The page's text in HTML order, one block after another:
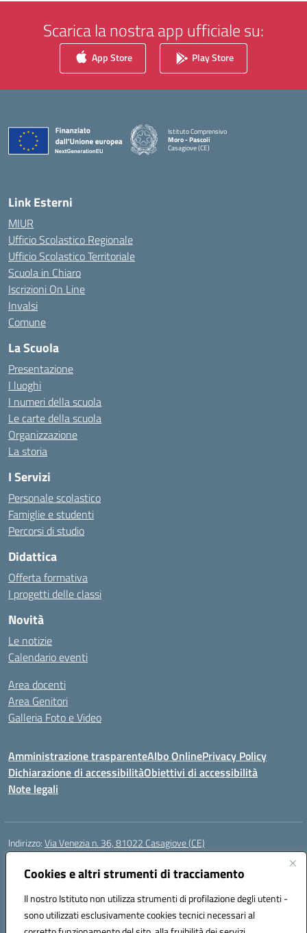
Cookies e altri strumenti di tracciamento
Il nostro Istituto non utilizza strumenti di profilazione degli utenti -
sono utilizzati esclusivamente cookies tecnici necessari al
Scarica la nostra app ufficiale su:
App Store Play Store
Istituto Comprensivo
Moro - Pascoli
Casagiove (CE)
— Visita la pagina iniziale della scuola
Link Esterni
MIUR
Ufficio Scolastico Regionale
Ufficio Scolastico Territoriale
Scuola in Chiaro
Iscrizioni On Line
Invalsi
Comune
La Scuola
Presentazione
I luoghi
I numeri della scuola
Le carte della scuola
Organizzazione
La storia
I Servizi
Personale scolastico
Famiglie e studenti
Percorsi di studio
Didattica
Offerta formativa
I progetti delle classi
Novità
Le notizie
Calendario eventi
Area docenti
Area Genitori
Galleria Foto e Video
Amministrazione trasparenteAlbo OnlinePrivacy Policy
Dichiarazione di accessibilitàObiettivi di accessibilità
Note legali
Indirizzo:Via Venezia n. 36, 81022 Casagiove (CE)
Centralino:
Posta elettronica certificata (PEC):ceic893002@pec.istruzione.it
Codice fiscale: 93085870611
Codice meccanografico:CEIC893002
Codice Indice delle Pubbliche Amministrazioni (IPA): icmp_061